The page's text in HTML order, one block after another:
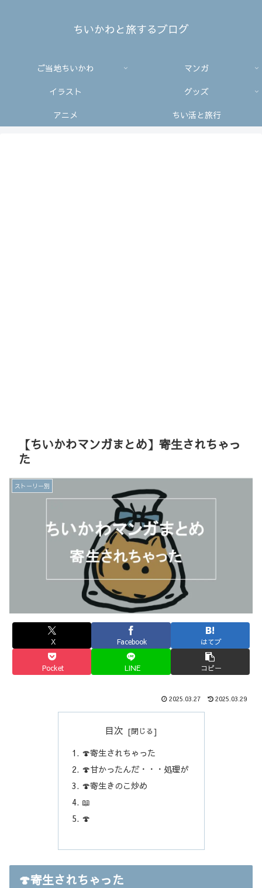
ちいかわと旅するブログ
ご当地ちいかわ
マンガ
イラスト
グッズ
アニメ
ちい活と旅行
【ちいかわマンガまとめ】寄生されちゃっ
た
ストーリー別
X Facebook はてブ
Pocket LINE コピー
2025.03.27 2025.03.29
目次
🍄寄生されちゃった
🍄甘かったんだ・・・処理が
🍄寄生きのこ炒め
📖
🍄
🍄寄生されちゃった